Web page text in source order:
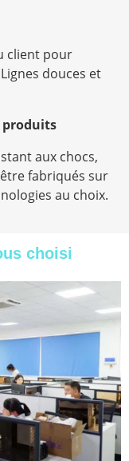
client pour
douces et
produits
aux chocs,
fabriqués sur
au choix.
choisi